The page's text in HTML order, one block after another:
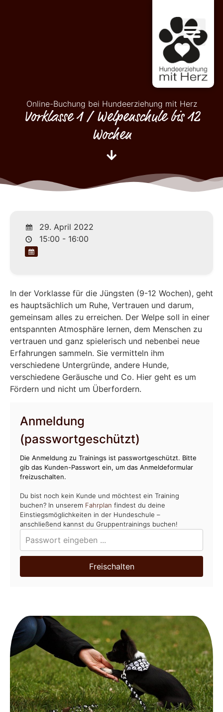
Online-Buchung bei Hundeerziehung mit Herz
Vorklasse 1 / Welpenschule bis 12
Wochen
29. April 2022
15:00 - 16:00
In der Vorklasse für die Jüngsten (9-12 Wochen), geht
es hauptsächlich um Ruhe, Vertrauen und darum,
gemeinsam alles zu erreichen. Der Welpe soll in einer
entspannten Atmosphäre lernen, dem Menschen zu
vertrauen und ganz spielerisch und nebenbei neue
Erfahrungen sammeln. Sie vermitteln ihm
verschiedene Untergründe, andere Hunde,
verschiedene Geräusche und Co. Hier geht es um
Fördern und nicht um Überfordern.
Anmeldung
(passwortgeschützt)
Die Anmeldung zu Trainings ist passwortgeschützt. Bitte
gib das Kunden-Passwort ein, um das Anmeldeformular
freizuschalten.
Du bist noch kein Kunde und möchtest ein Training
buchen? In unserem Fahrplan findest du deine
Einstiegsmöglichkeiten in der Hundeschule –
anschließend kannst du Gruppentrainings buchen!
Freischalten